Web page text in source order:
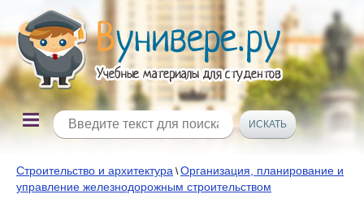
Строительство и архитектура \Организация, планирование и
управление железнодорожным строительством